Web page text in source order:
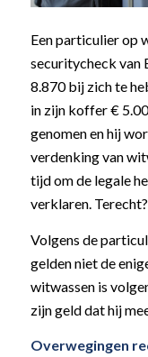
Een particulier op
securitycheck van
8.870 bij zich te
in zijn koffer €
genomen en hij
verdenking van
tijd om de legale
verklaren. Terecht?
Volgens de
gelden niet de
witwassen is
zijn geld dat hij
Overwegingen